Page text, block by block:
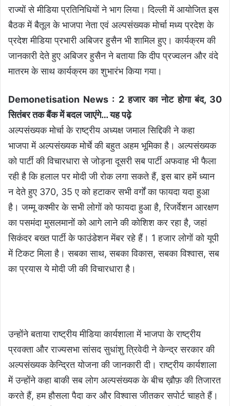
राज्यों से मीडिया प्रतिनिधियों ने भाग लिया। दिल्ली में आयोजित इस
बैठक में बैतूल के भाजपा नेता एवं अल्पसंख्यक मोर्चा मध्य प्रदेश के
प्रदेश मीडिया प्रभारी अबिजर हुसैन भी शामिल हुए। कार्यक्रम की
जानकारी देते हुए अबिजर हुसैन ने बताया कि दीप प्रज्वलन और वंदे
मातरम के साथ कार्यक्रम का शुभारंभ किया गया।
Demonetisation News : 2 हजार का नोट होगा बंद, 30
सितंबर तक बैंक में बदल जाएंगे… यह पढ़े
अल्पसंख्यक मोर्चा के राष्ट्रीय अध्यक्ष जमाल सिद्दिकी ने कहा
भाजपा में अल्पसंख्यक मोर्चे की बहुत अहम भूमिका है। अल्पसंख्यक
को पार्टी की विचारधारा से जोड़ना दूसरी सब पार्टी अफवाह भी फैला
रही है कि हलाल पर मोदी जी रोक लगा सकते हैं, इस बार हमें ध्यान
न देते हुए 370, 35 ए को हटाकर सभी वर्गों का फायदा यदा हुआ
है। जम्मू कश्मीर के सभी लोगों को फायदा हुआ है, रिजर्वेशन आरक्षण
का पसमंदा मुसलमानों को आगे लाने की कोशिश कर रहा है, जहां
सिकंदर बख्त पार्टी के फाउंडेशन मेंबर रहे हैं। 1 हजार लोगों को यूपी
में टिकट मिला है। सबका साथ, सबका विकास, सबका विश्वास, सब
का प्रयास ये मोदी जी की विचारधारा है।
उन्होंने बताया राष्ट्रीय मीडिया कार्यशाला में भाजपा के राष्ट्रीय
प्रवक्ता और राज्यसभा सांसद सुधांशु त्रिवेदी ने केन्द्र सरकार की
अल्पसंख्यक केन्द्रित योजना की जानकारी दी। राष्ट्रीय कार्यशाला
में उन्होंने कहा बाकी सब लोग अल्पसंख्यक के बीच ख़ौफ़ की तिजारत
करते हैं, हम हौसला पैदा कर और विश्वास जीतकर सपोर्ट चाहते हैं।